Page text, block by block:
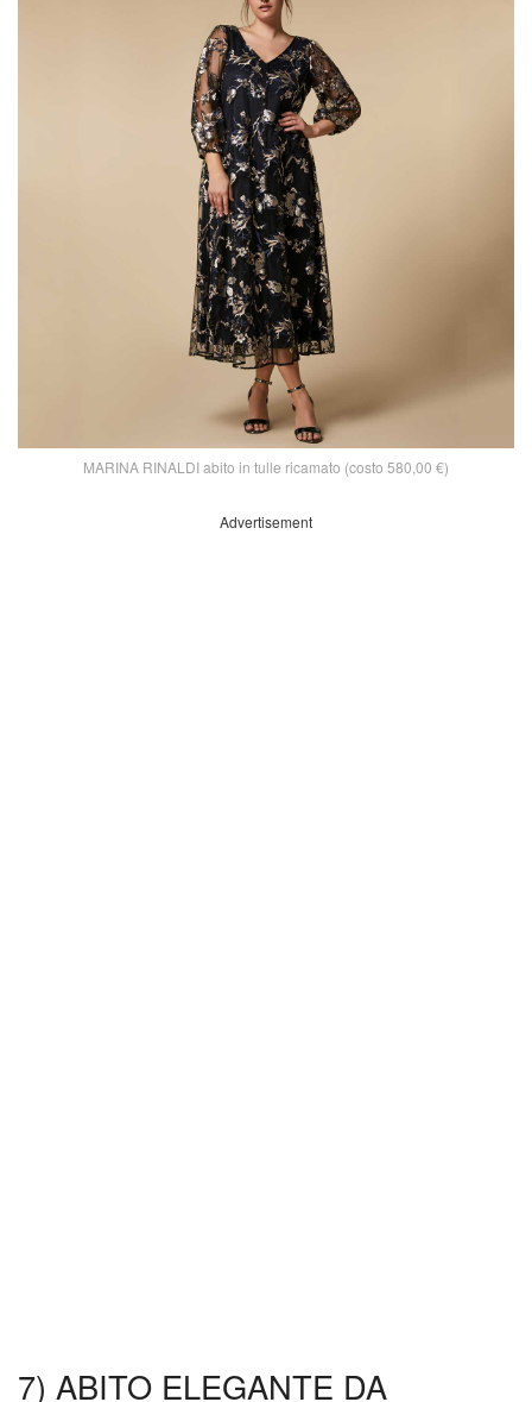
MARINA RINALDI abito in tulle ricamato (costo 580,00 €)
Advertisement
7) ABITO ELEGANTE DA